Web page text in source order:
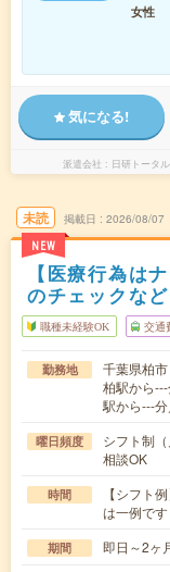
女性
気になる!
派遣会社 日研トータ
未読
NEW
掲載日 2026/08/07
【医療行為は
のチェックなど
職種未経験OK 交通
勤務地
千葉県柏市
柏駅から
駅から---
曜日頻度
シフト制
相談OK
時間
【シフト
は一例で
期間 即日～2ヶ